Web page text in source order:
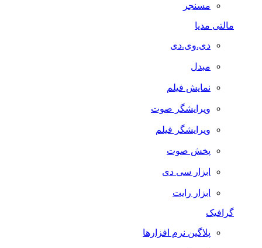
مسنجر
مالتی مدیا
دی.وی.دی
مبدل
نمایش فیلم
ویرایشگر صوت
ویرایشگر فیلم
پخش صوت
ابزار سی دی
ابزار رایت
گرافیک
پلاگین نرم افزارها